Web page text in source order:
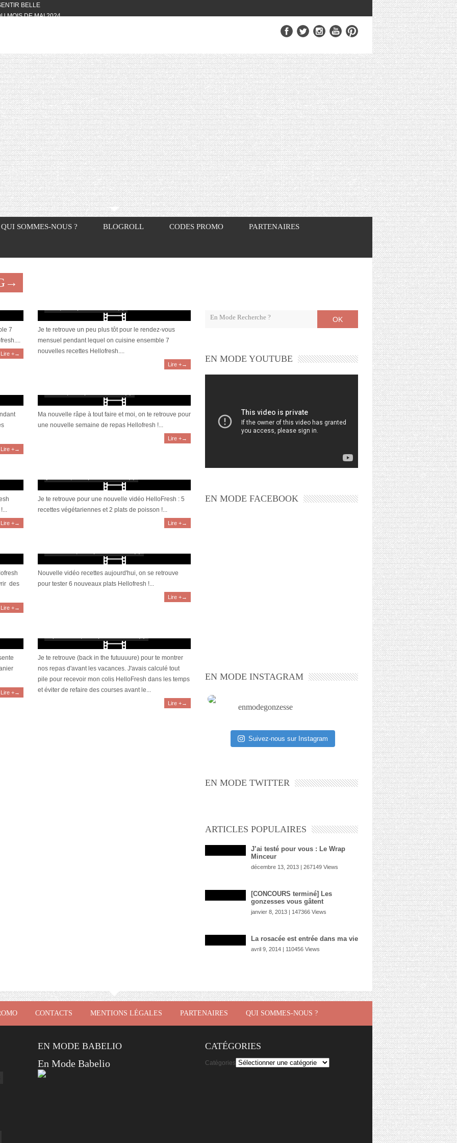
BELLE
MOIS DE MAI 2024
BOX DU MOIS DE MAI 2024
BOX DU MOIS D’AVRIL
DES AUTRES, CE N’EST QUE LA
BOX DES MOIS DE
RISOTTO
QUI SOMMES-NOUS ? BLOGROLL CODES PROMO PARTENAIRES
7
Lire +→
Je te retrouve un peu plus tôt pour le rendez-vous
mensuel pendant lequel on cuisine ensemble 7
nouvelles recettes Hellofresh....
Lire +→
Lire +→
[Vidéo] HelloFresh #15 : on râpe tout ce qui passe
Ma nouvelle râpe à tout faire et moi, on te retrouve pour
une nouvelle semaine de repas Hellofresh !...
Lire +→
Lire +→
Je te retrouve pour une nouvelle vidéo HelloFresh : 5
recettes végétariennes et 2 plats de poisson !...
Lire +→
des
Lire +→
Nouvelle vidéo recettes aujourd'hui, on se retrouve
pour tester 6 nouveaux plats Hellofresh !...
Lire +→
Lire +→
Je te retrouve (back in the futuuuure) pour te montrer
nos repas d'avant les vacances. J'avais calculé tout
pile pour recevoir mon colis HelloFresh dans les temps
et éviter de refaire des courses avant le...
Lire +→
OK
EN MODE YOUTUBE
EN MODE FACEBOOK
EN MODE INSTAGRAM
enmodegonzesse
Suivez-nous sur Instagram
EN MODE TWITTER
ARTICLES POPULAIRES
J’ai testé pour vous : Le Wrap
Minceur
décembre 13, 2013 | 267149 Views
[CONCOURS terminé] Les
gonzesses vous gâtent
janvier 8, 2013 | 147366 Views
La rosacée est entrée dans ma vie
avril 9, 2014 | 110456 Views
CONTACTS MENTIONS LÉGALES PARTENAIRES QUI SOMMES-NOUS ?
EN MODE BABELIO
En Mode Babelio
CATÉGORIES
Catégories